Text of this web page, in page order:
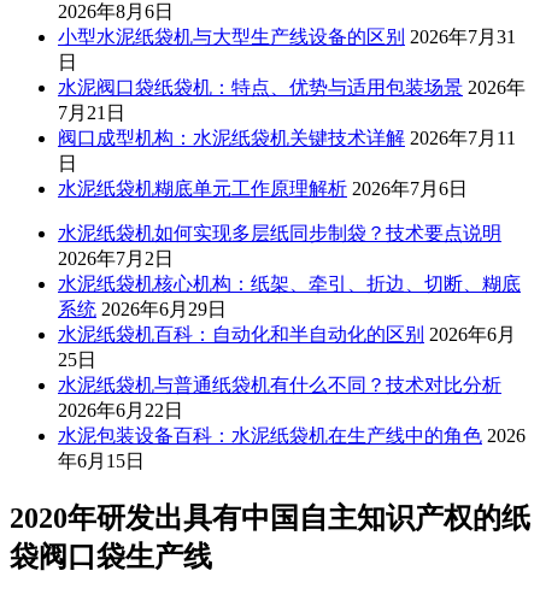
2026年8月6日
小型水泥纸袋机与大型生产线设备的区别 2026年7月31
日
水泥阀口袋纸袋机：特点、优势与适用包装场景 2026年
7月21日
阀口成型机构：水泥纸袋机关键技术详解 2026年7月11
日
水泥纸袋机糊底单元工作原理解析 2026年7月6日
水泥纸袋机如何实现多层纸同步制袋？技术要点说明
2026年7月2日
水泥纸袋机核心机构：纸架、牵引、折边、切断、糊底
系统 2026年6月29日
水泥纸袋机百科：自动化和半自动化的区别 2026年6月
25日
水泥纸袋机与普通纸袋机有什么不同？技术对比分析
2026年6月22日
水泥包装设备百科：水泥纸袋机在生产线中的角色 2026
年6月15日
2020年研发出具有中国自主知识产权的纸
袋阀口袋生产线